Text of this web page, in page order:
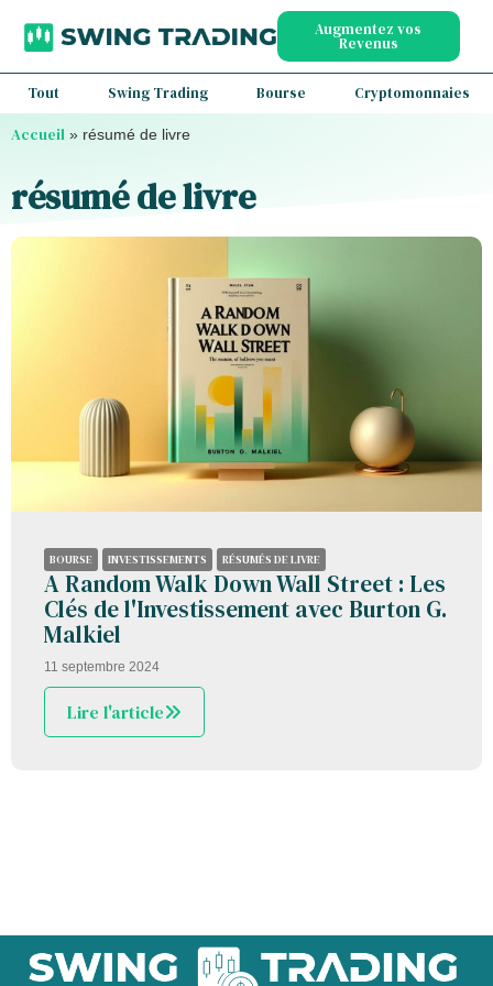
Augmentez vos
Revenus
Tout Swing Trading Bourse Cryptomonnaies
Accueil » résumé de livre
résumé de livre
BOURSE INVESTISSEMENTS RÉSUMÉS DE LIVRE
A Random Walk Down Wall Street : Les
Clés de l'Investissement avec Burton G.
Malkiel
11 septembre 2024
Lire l'article